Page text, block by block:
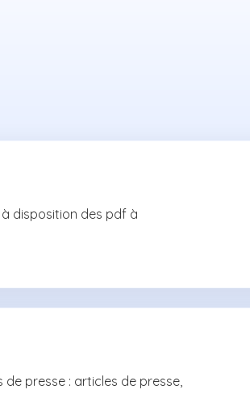
disposition des pdf à
de presse : articles de presse,